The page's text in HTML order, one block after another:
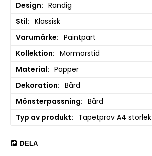
Design
Randig
Stil
Klassisk
Varumärke
Paintpart
Kollektion
Mormorstid
Material
Papper
Dekoration
Bård
Mönsterpassning
Bård
Typ av produkt
Tapetprov A4 storlek
DELA